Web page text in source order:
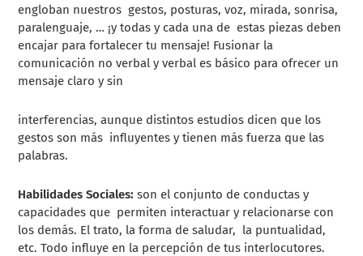
engloban nuestros gestos, posturas, voz, mirada, sonrisa,
paralenguaje, … ¡y todas y cada una de estas piezas deben
encajar para fortalecer tu mensaje! Fusionar la
comunicación no verbal y verbal es básico para ofrecer un
mensaje claro y sin
interferencias, aunque distintos estudios dicen que los
gestos son más influyentes y tienen más fuerza que las
palabras.
Habilidades Sociales:son el conjunto de conductas y
capacidades que permiten interactuar y relacionarse con
los demás. El trato, la forma de saludar, la puntualidad,
etc. Todo influye en la percepción de tus interlocutores.